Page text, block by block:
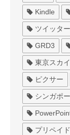
Kindle
ツイッター
GRD3
東京スカ
ピクサー
シンガポ
プリペイ